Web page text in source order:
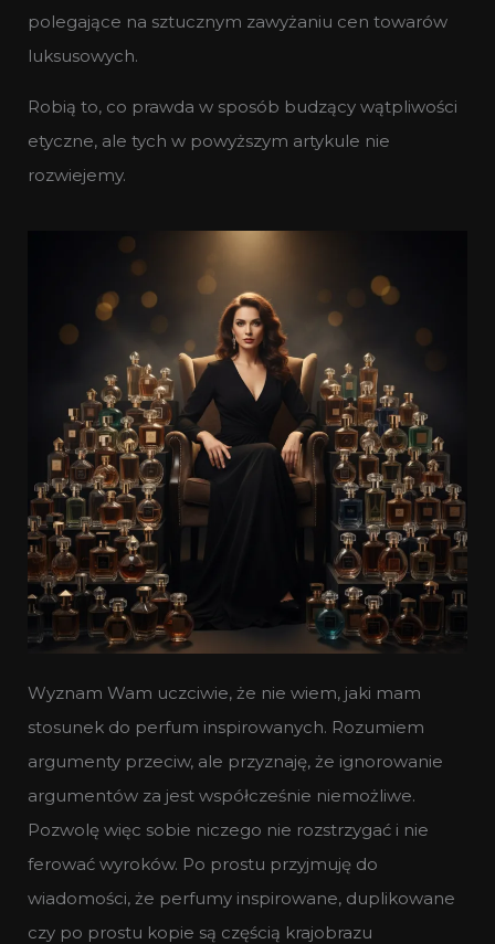
polegające na sztucznym zawyżaniu cen towarów
luksusowych.
Robią to, co prawda w sposób budzący wątpliwości
etyczne, ale tych w powyższym artykule nie
rozwiejemy.
Wyznam Wam uczciwie, że nie wiem, jaki mam
stosunek do perfum inspirowanych. Rozumiem
argumenty przeciw, ale przyznaję, że ignorowanie
argumentów za jest współcześnie niemożliwe.
Pozwolę więc sobie niczego nie rozstrzygać i nie
ferować wyroków. Po prostu przyjmuję do
wiadomości, że perfumy inspirowane, duplikowane
czy po prostu kopie są częścią krajobrazu